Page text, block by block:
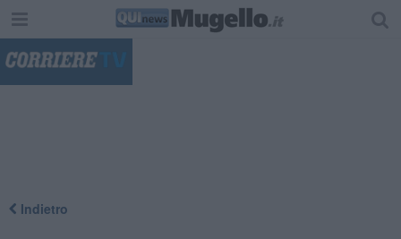
Indietro